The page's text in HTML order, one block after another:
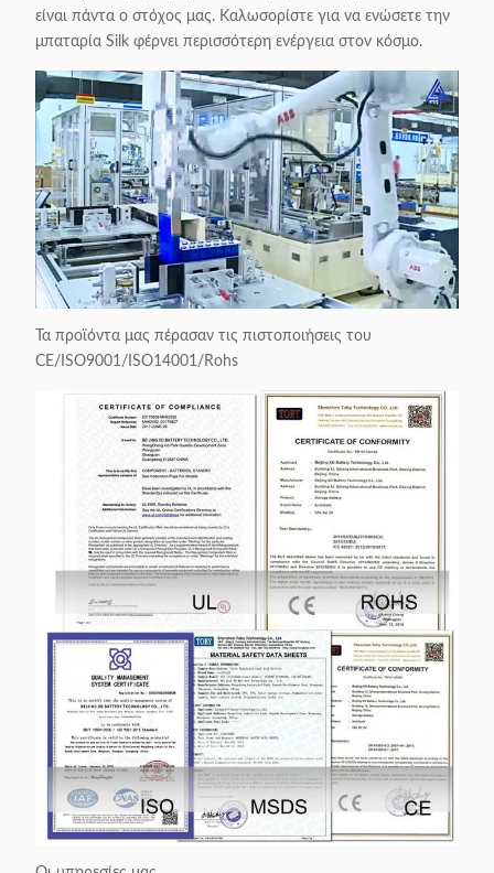
είναι πάντα ο στόχος μας. Καλωσορίστε για να ενώσετε την
μπαταρία Silk φέρνει περισσότερη ενέργεια στον κόσμο.
Τα προϊόντα μας πέρασαν τις πιστοποιήσεις του
CE/ISO9001/ISO14001/Rohs